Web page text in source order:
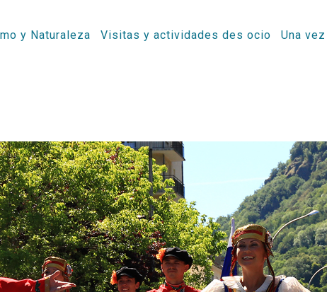
y Naturaleza Visitas y actividades des ocio Una